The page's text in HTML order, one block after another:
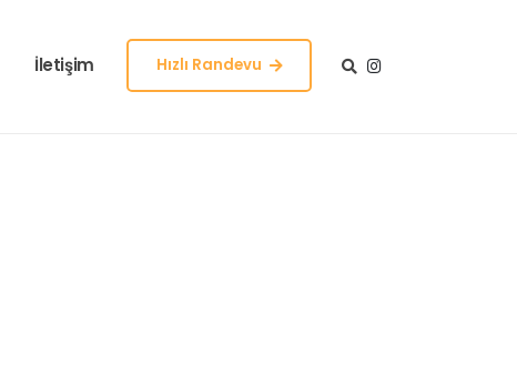
İletişim Hızlı Randevu